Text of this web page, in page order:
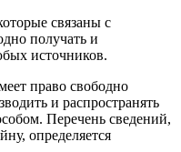
связаны с
получать и
источников.
право свободно
и распространять
Перечень сведений,
определяется